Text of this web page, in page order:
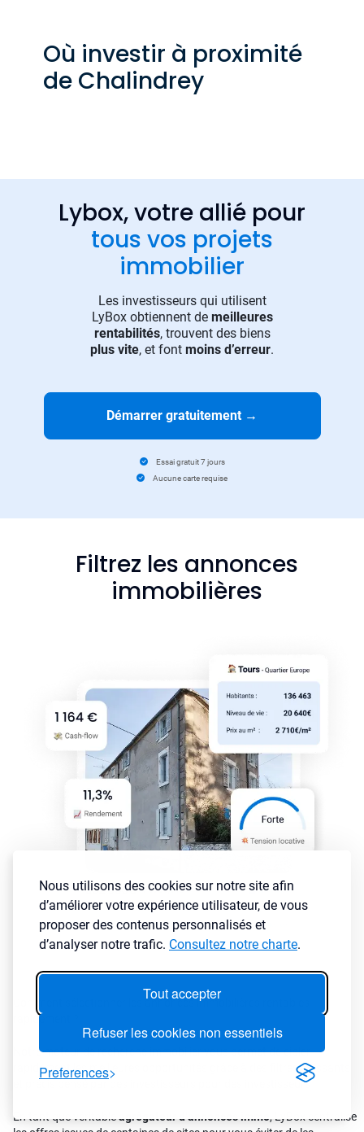
Nous utilisons des cookies sur notre site afin
d’améliorer votre expérience utilisateur, de vous
proposer des contenus personnalisés et
d’analyser notre trafic. Consultez notre charte.
Tout accepter
Refuser les cookies non essentiels
Preferences
Où investir à proximité
de Chalindrey
Lybox, votre allié pour
tous vos projets
immobilier
Les investisseurs qui utilisent
LyBox obtiennent de meilleures
rentabilités, trouvent des biens
plus vite, et font moins d’erreur.
Démarrer gratuitement →
Essai gratuit 7 jours
Aucune carte requise
Filtrez les annonces
immobilières
Comment sélectionner les annonces immobilières rentables
rapidement ?
Notre moteur de recherche immobilier vous permet de cibler
rapidement les meilleures opportunités grâce à des filtres puissants
et précis pensé par des investisseurs pour des investisseurs
En tant que véritableagrégateur d’annonces immo, LyBox centralise